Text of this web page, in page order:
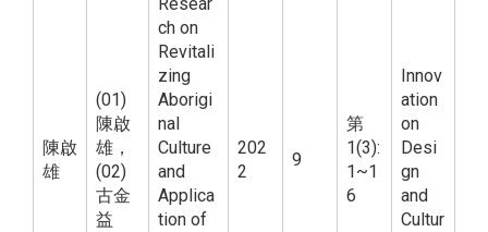
陳啟
雄
(01)
陳啟
雄，
(02)
古金
益
ch on
Revitali
zing
Aborigi
nal
Culture
and
Applica
tion of
202
2
9
第
1(3):
1~1
6
Innov
ation
on
Desi
gn
and
Cultur